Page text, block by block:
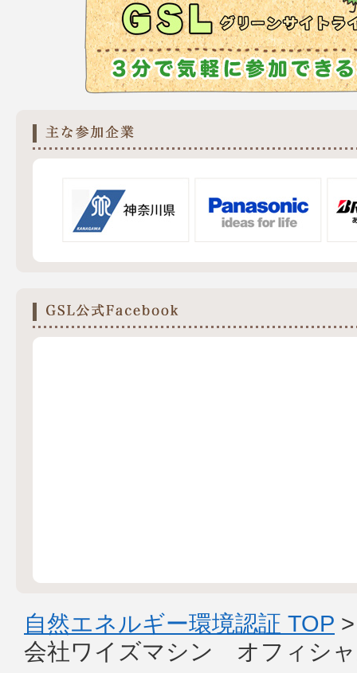
自然エネルギー環境認証 TOP
会社ワイズマシン オフィシ